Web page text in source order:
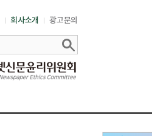
회사소개 광고문의